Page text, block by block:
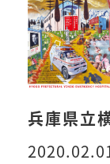
兵庫県立